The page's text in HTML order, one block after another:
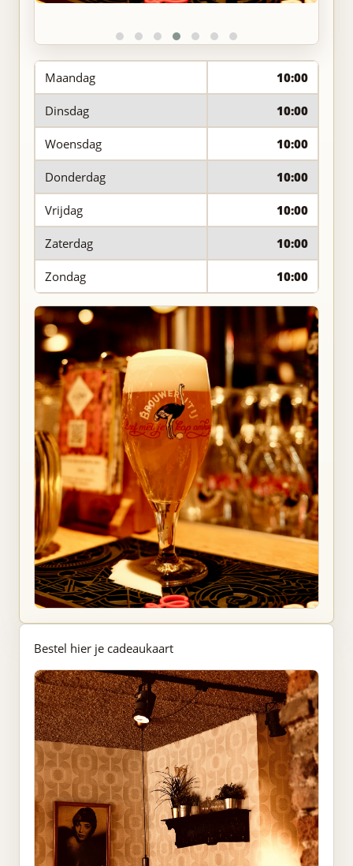
Maandag 10:00
Dinsdag 10:00
Woensdag 10:00
Donderdag 10:00
Vrijdag 10:00
Zaterdag 10:00
Zondag 10:00
Bestel hier je cadeaukaart